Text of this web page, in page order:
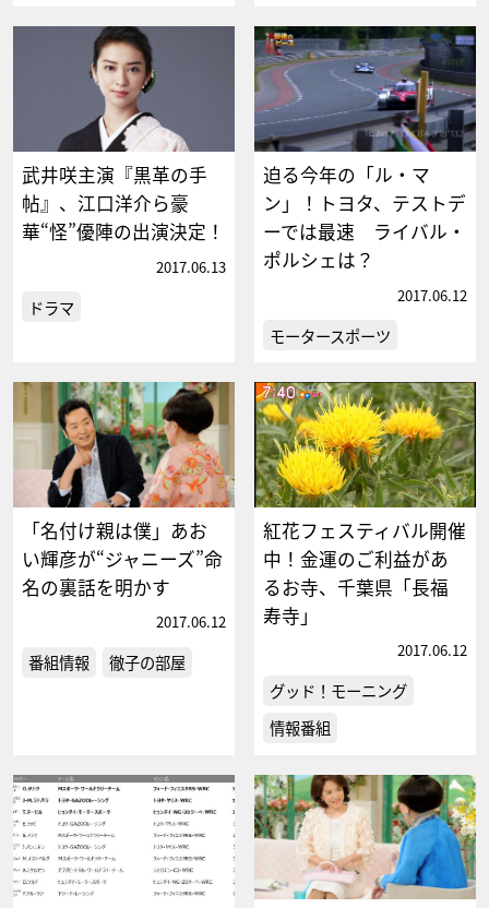
武井咲主演『黒革の手
帖』、江口洋介ら豪
華“怪”優陣の出演決定！
2017.06.13
ドラマ
迫る今年の「ル・マ
ン」！トヨタ、テストデ
ーでは最速 ライバル・
ポルシェは？
2017.06.12
モータースポーツ
「名付け親は僕」あお
い輝彦が“ジャニーズ”命
名の裏話を明かす
2017.06.12
番組情報 徹子の部屋
紅花フェスティバル開催
中！金運のご利益があ
るお寺、千葉県「長福
寿寺」
2017.06.12
グッド！モーニング
情報番組